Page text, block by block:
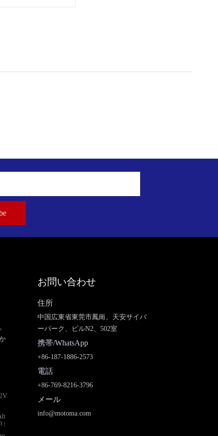
お問い合わせ
住所
中国広東省東莞市鳳崗、天安サイバ
ーパーク、ビルN2、502室
携帯/WhatsApp
+86-187-1886-2573
電話
+86-769-8216-3796
メール
info@motoma.com